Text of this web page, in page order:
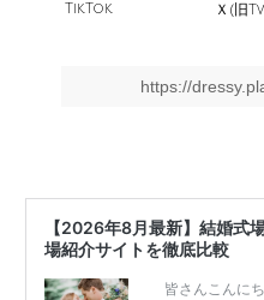
TikTok Ｘ(旧
https://
【2026年8月最新】結婚式
場紹介サイトを徹底比較
皆さんこんに